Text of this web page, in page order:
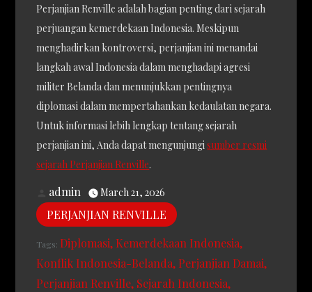
Perjanjian Renville adalah bagian penting dari sejarah
perjuangan kemerdekaan Indonesia. Meskipun
menghadirkan kontroversi, perjanjian ini menandai
langkah awal Indonesia dalam menghadapi agresi
militer Belanda dan menunjukkan pentingnya
diplomasi dalam mempertahankan kedaulatan negara.
Untuk informasi lebih lengkap tentang sejarah
perjanjian ini, Anda dapat mengunjungisumber resmi
sejarah Perjanjian Renville.
admin March 21, 2026
PERJANJIAN RENVILLE
Tags: Diplomasi Kemerdekaan Indonesia
Konflik Indonesia-Belanda Perjanjian Damai
Perjanjian Renville Sejarah Indonesia